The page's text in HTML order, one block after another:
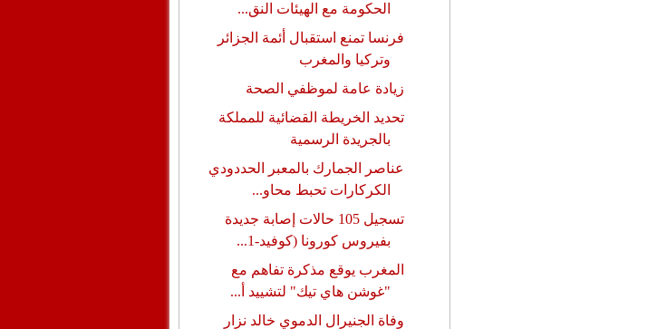
الحكومة مع الهيئات النق...
فرنسا تمنع استقبال أئمة الجزائر
وتركيا والمغرب
زيادة عامة لموظفي الصحة
تحديد الخريطة القضائية للمملكة
بالجريدة الرسمية
عناصر الجمارك بالمعبر الحددودي
الكركارات تحبط محاو...
تسجيل 105 حالات إصابة جديدة
بفيروس كورونا (كوفيد-1...
المغرب يوقع مذكرة تفاهم مع
"غوشن هاي تيك" لتشييد أ...
وفاة الجنيرال الدموي خالد نزار